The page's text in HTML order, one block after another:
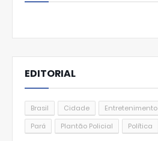
EDITORIAL
Brasil Cidade Entretenimento
Pará
Plantão Policial Política